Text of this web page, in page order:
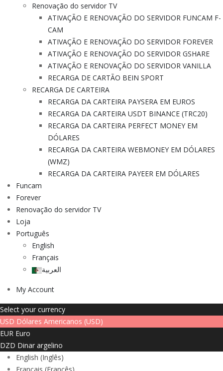
Renovação do servidor TV
ATIVAÇÃO E RENOVAÇÃO DO SERVIDOR FUNCAM F-
CAM
ATIVAÇÃO E RENOVAÇÃO DO SERVIDOR FOREVER
ATIVAÇÃO E RENOVAÇÃO DO SERVIDOR GSHARE
ATIVAÇÃO E RENOVAÇÃO DO SERVIDOR VANILLA
RECARGA DE CARTÃO BEIN SPORT
RECARGA DE CARTEIRA
RECARGA DA CARTEIRA PAYSERA EM EUROS
RECARGA DA CARTEIRA USDT BINANCE (TRC20)
RECARGA DA CARTEIRA PERFECT MONEY EM
DÓLARES
RECARGA DA CARTEIRA WEBMONEY EM DÓLARES
(WMZ)
RECARGA DA CARTEIRA PAYEER EM DÓLARES
Funcam
Forever
Renovação do servidor TV
Loja
Português
English
Français
العربية
My Account
Select your currency
USD Dólares Americanos (USD)
EUR Euro
DZD Dinar argelino
English (Inglês)